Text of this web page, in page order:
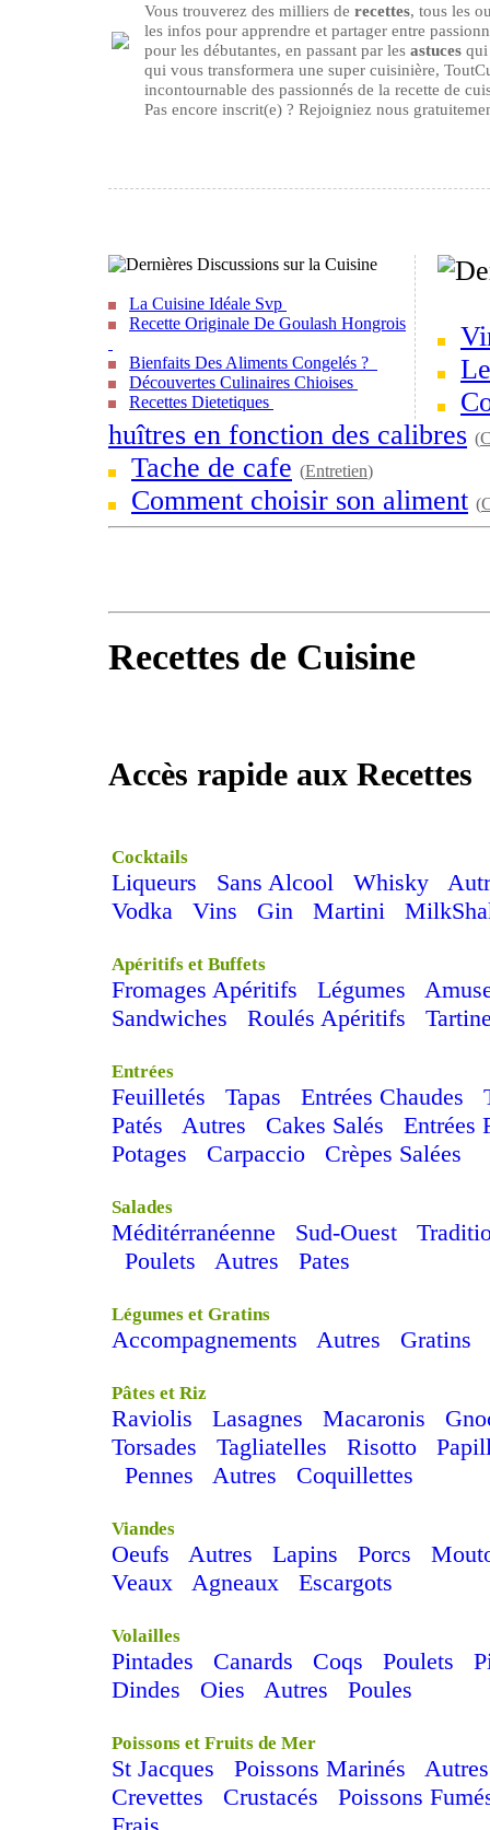
Vous trouverez des milliers de recettes, tous les
les infos pour apprendre et partager entre
pour les débutantes, en passant par les astuces qui
qui vous transformera une super cuisinière,
incontournable des passionnés de la recette de
Pas encore inscrit(e) ? Rejoigniez nous
La Cuisine Idéale Svp
Recette Originale De Goulash Hongrois
Bienfaits Des Aliments Congelés ?
Découvertes Culinaires Chioises
Recettes Dietetiques
huîtres en fonction des calibres (
Tache de cafe (Entretien)
Comment choisir son aliment (
Recettes de Cuisine
Accès rapide aux Recettes
Cocktails
Liqueurs Sans Alcool Whisky
Vodka
Vins Gin Martini
Apéritifs et Buffets
Fromages Apéritifs Légumes
Sandwiches
Roulés Apéritifs
Entrées
Feuilletés Tapas Entrées Chaudes
Patés
Autres Cakes Salés
Entrées
Potages
Carpaccio Crèpes Salées
Salades
Méditérranéenne Sud-Ouest
Poulets
Autres Pates
Légumes et Gratins
Accompagnements Autres Gratins
Pâtes et Riz
Raviolis Lasagnes Macaronis
Torsades
Tagliatelles Risotto
Pennes
Autres Coquillettes
Viandes
Oeufs Autres Lapins Porcs
Veaux
Agneaux Escargots
Volailles
Pintades Canards Coqs Poulets
Dindes
Oies Autres Poules
Poissons et Fruits de Mer
St Jacques Poissons Marinés
Autres
Crevettes
Crustacés
Poissons